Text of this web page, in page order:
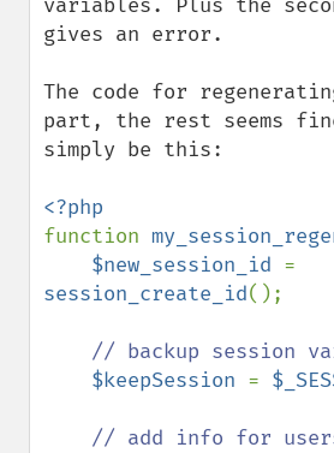
variables. Plus the
gives an error.
The code for
part, the rest seems
simply be this:
function
$new_session_id
session_create_id();
// backup session
$keepSession =
// add info for